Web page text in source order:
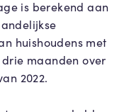
is berekend aan
huishoudens met
maanden over
2022.